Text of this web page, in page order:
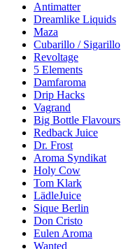
Antimatter
Dreamlike Liquids
Maza
Cubarillo / Sigarillo
Revoltage
5 Elements
Damfaroma
Drip Hacks
Vagrand
Big Bottle Flavours
Redback Juice
Dr. Frost
Aroma Syndikat
Holy Cow
Tom Klark
LädleJuice
Sique Berlin
Don Cristo
Eulen Aroma
Wanted